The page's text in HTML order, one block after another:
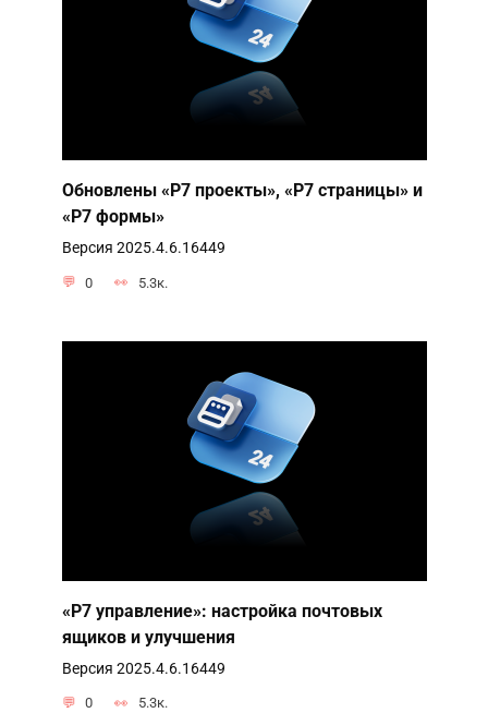
Обновлены «Р7 проекты», «Р7 страницы» и
«Р7 формы»
Версия 2025.4.6.16449
0 5.3к.
«Р7 управление»: настройка почтовых
ящиков и улучшения
Версия 2025.4.6.16449
0 5.3к.